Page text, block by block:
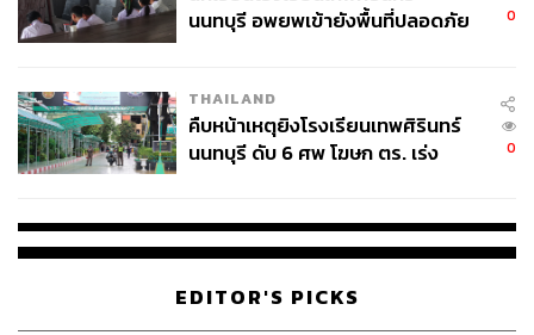
นนทบุรี อพยพเข้ายังพื้นที่ปลอดภัย
0
THAILAND
คืบหน้าเหตุยิงโรงเรียนเทพศิรินทร์
นนทบุรี ดับ 6 ศพ โฆษก ตร. เร่ง
0
EDITOR'S PICKS